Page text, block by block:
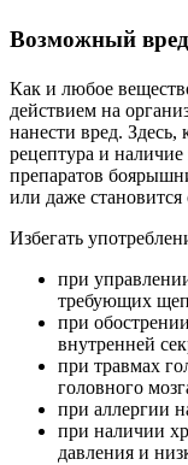
Возможный
Как и любое
действием на
нанести вред. Здесь,
рецептура и
препаратов
или даже
Избегать
при
требующих
при
внутренней
при травмах
головного
при аллергии
при наличии
давления и